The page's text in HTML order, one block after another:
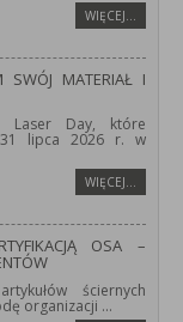
WIĘCEJ…
SWÓJ MATERIAŁ I
Laser Day, które
lipca 2026 r. w
WIĘCEJ…
OSA –
ściernych
organizacji ...